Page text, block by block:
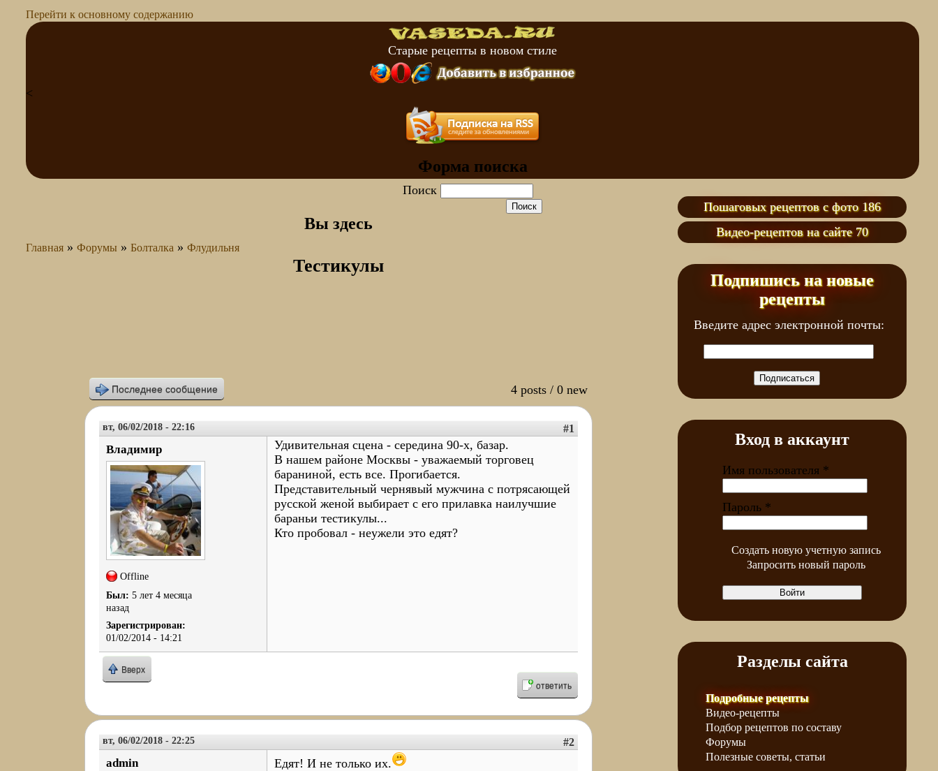
Перейти к основному содержанию
Старые рецепты в новом стиле
<
Форма поиска
Поиск
Вы здесь
Главная » Форумы » Болталка » Флудильня
Тестикулы
4 posts / 0 new
Последнее сообщение
вт, 06/02/2018 - 22:16 #1
Владимир
Offline
Был: 5 лет 4 месяца
назад
Зарегистрирован:
01/02/2014 - 14:21
Удивительная сцена - середина 90-х, базар.
В нашем районе Москвы - уважаемый торговец
бараниной, есть все. Прогибается.
Представительный чернявый мужчина с потрясающей
русской женой выбирает с его прилавка наилучшие
бараньи тестикулы...
Кто пробовал - неужели это едят?
Вверх
ответить
вт, 06/02/2018 - 22:25 #2
admin Едят! И не только их.
Пошаговых рецептов с фото 186
Видео-рецептов на сайте 70
Подпишись на новые
рецепты
Введите адрес электронной почты:
Вход в аккаунт
Имя пользователя *
Пароль *
Создать новую учетную запись
Запросить новый пароль
Разделы сайта
Подробные рецепты
Видео-рецепты
Подбор рецептов по составу
Форумы
Полезные советы, статьи